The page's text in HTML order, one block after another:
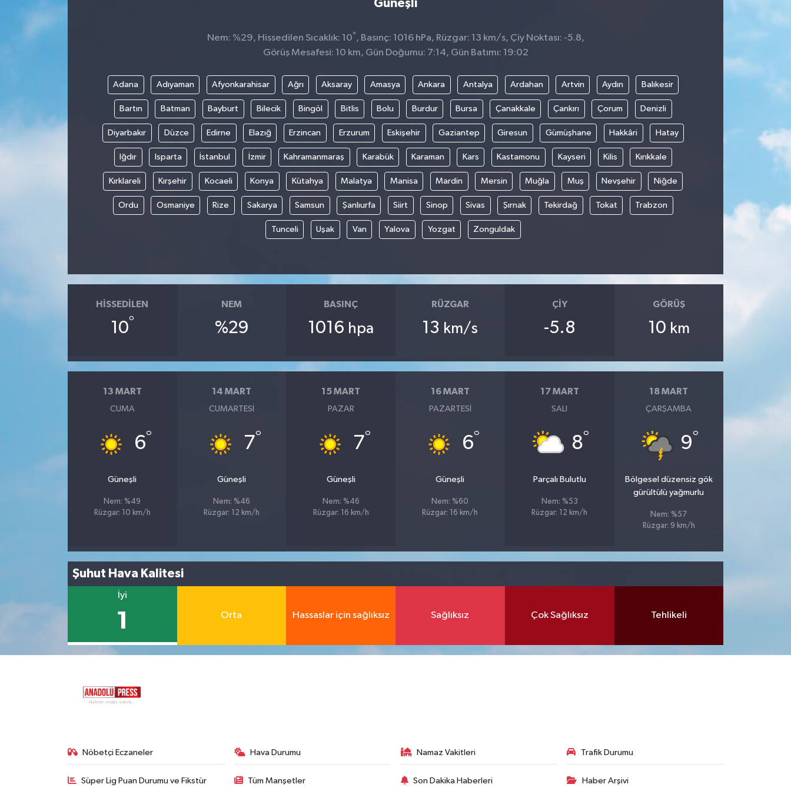
Güneşli
Nem: %29, Hissedilen Sıcaklık: 10° , Basınç: 1016 hPa, Rüzgar: 13 km/s, Çiy Noktası: -5.8,
Görüş Mesafesi: 10 km, Gün Doğumu: 7:14, Gün Batımı: 19:02
Adana Adıyaman Afyonkarahisar Ağrı Aksaray Amasya Ankara Antalya Ardahan Artvin Aydın Balıkesir
Bartın Batman Bayburt Bilecik Bingöl Bitlis Bolu Burdur Bursa Çanakkale Çankırı Çorum Denizli
Diyarbakır Düzce Edirne Elazığ Erzincan Erzurum Eskişehir Gaziantep Giresun Gümüşhane Hakkâri Hatay
Iğdır Isparta İstanbul İzmir Kahramanmaraş Karabük Karaman Kars Kastamonu Kayseri Kilis Kırıkkale
Kırklareli Kırşehir Kocaeli Konya Kütahya Malatya Manisa Mardin Mersin Muğla Muş Nevşehir Niğde
Ordu Osmaniye Rize Sakarya Samsun Şanlıurfa Siirt Sinop Sivas Şırnak Tekirdağ Tokat Trabzon
Tunceli Uşak Van Yalova Yozgat Zonguldak
HISSEDILEN
10°
NEM
%29
BASINÇ
1016 hpa
RÜZGAR
13 km/s
ÇIY
-5.8
GÖRÜŞ
10 km
13 MART
CUMA
6°
Güneşli
Nem: %49
Rüzgar: 10 km/h
14 MART
CUMARTESI
7°
Güneşli
Nem: %46
Rüzgar: 12 km/h
15 MART
PAZAR
7°
Güneşli
Nem: %46
Rüzgar: 16 km/h
16 MART
PAZARTESI
6°
Güneşli
Nem: %60
Rüzgar: 16 km/h
17 MART
SALI
8°
Parçalı Bulutlu
Nem: %53
Rüzgar: 12 km/h
18 MART
ÇARŞAMBA
9°
Bölgesel düzensiz gök
gürültülü yağmurlu
Nem: %57
Rüzgar: 9 km/h
Şuhut Hava Kalitesi
İyi
1 Orta Hassaslar için sağlıksız Sağlıksız Çok Sağlıksız Tehlikeli
Nöbetçi Eczaneler Hava Durumu Namaz Vakitleri Trafik Durumu
Süper Lig Puan Durumu ve Fikstür Tüm Manşetler Son Dakika Haberleri Haber Arşivi